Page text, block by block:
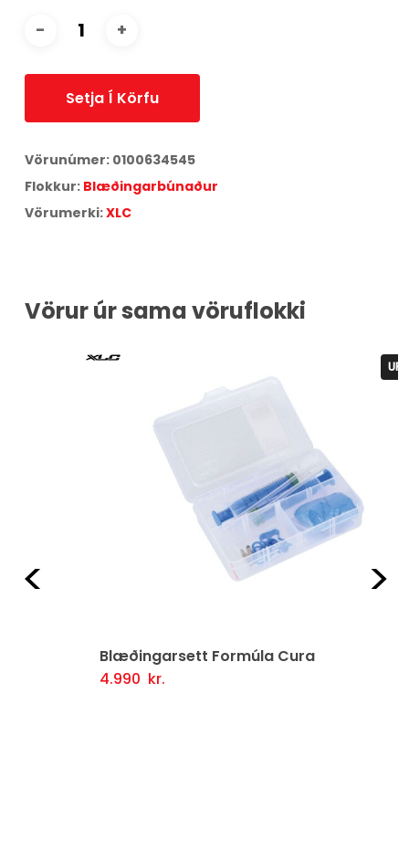
Setja Í Körfu
Vörunúmer: 0100634545
Flokkur: Blæðingarbúnaður
Vörumerki:XLC
Vörur úr sama vöruflokki
Blæðingarsett Formúla Cura
kr.
Frekari Upplýsingar